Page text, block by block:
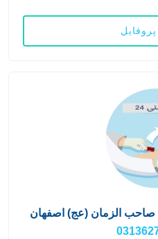
صاحب الزمان (عج) اصفهان